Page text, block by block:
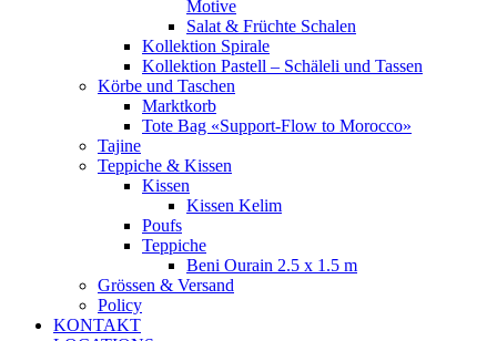
Motive
Salat & Früchte Schalen
Kollektion Spirale
Kollektion Pastell – Schäleli und Tassen
Körbe und Taschen
Marktkorb
Tote Bag «Support-Flow to Morocco»
Tajine
Teppiche & Kissen
Kissen
Kissen Kelim
Poufs
Teppiche
Beni Ourain 2.5 x 1.5 m
Grössen & Versand
Policy
KONTAKT